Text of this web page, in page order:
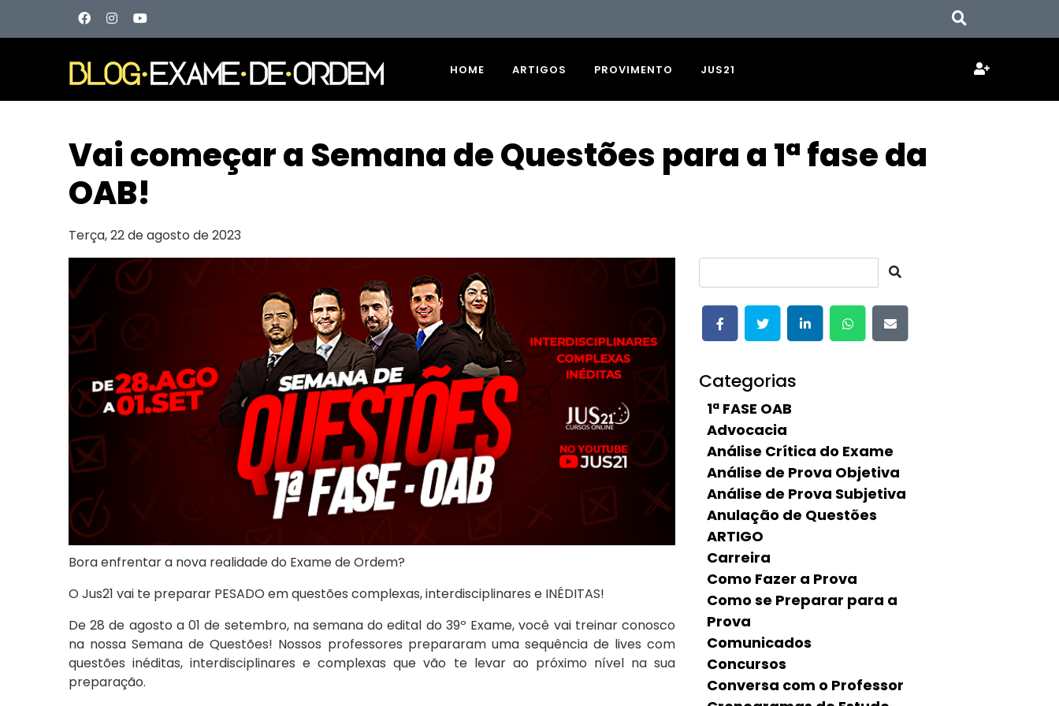
HOME ARTIGOS PROVIMENTO JUS21
Vai começar a Semana de Questões para a 1ª fase da
OAB!
Terça, 22 de agosto de 2023
Bora enfrentar a nova realidade do Exame de Ordem?
O Jus21 vai te preparar PESADO em questões complexas, interdisciplinares e INÉDITAS!
De 28 de agosto a 01 de setembro, na semana do edital do 39º Exame, você vai treinar conosco
na nossa Semana de Questões! Nossos professores prepararam uma sequência de lives com
questões inéditas, interdisciplinares e complexas que vão te levar ao próximo nível na sua
preparação.
Categorias
1ª FASE OAB
Advocacia
Análise Crítica do Exame
Análise de Prova Objetiva
Análise de Prova Subjetiva
Anulação de Questões
ARTIGO
Carreira
Como Fazer a Prova
Como se Preparar para a
Prova
Comunicados
Concursos
Conversa com o Professor